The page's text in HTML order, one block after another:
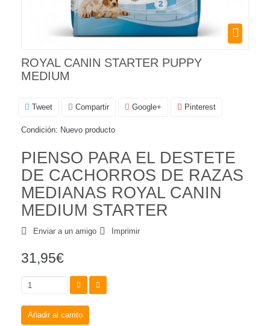
ROYAL CANIN STARTER PUPPY
MEDIUM
Tweet Compartir Google+ Pinterest
Condición: Nuevo producto
PIENSO PARA EL DESTETE
DE CACHORROS DE RAZAS
MEDIANAS ROYAL CANIN
MEDIUM STARTER
Enviar a un amigo Imprimir
31,95€
Añadir al carrito